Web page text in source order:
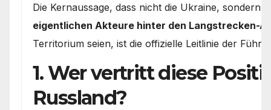
Die Kernaussage, dass nicht die Ukraine, sondern
eigentlichen Akteure hinter den Langstrecken-
Territorium seien, ist die offizielle Leitlinie der
1. Wer vertritt diese
Russland?